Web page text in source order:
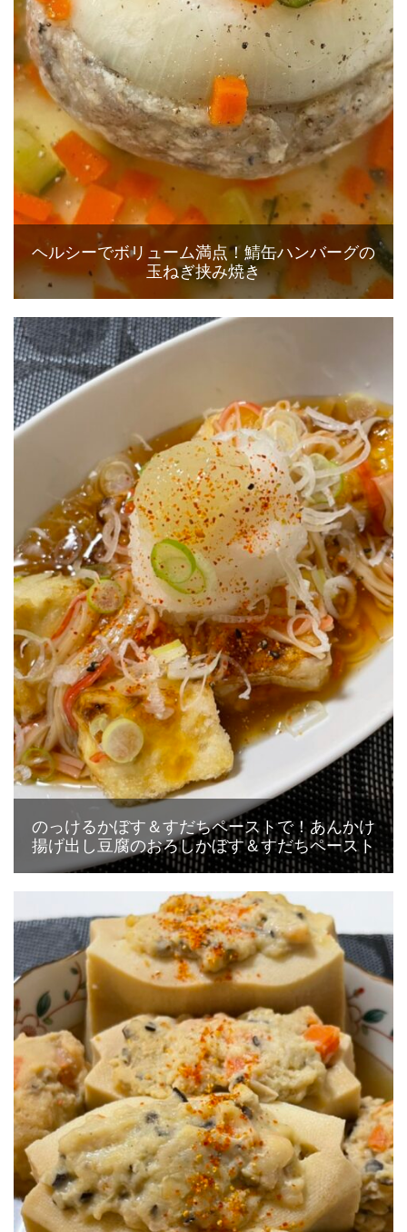
ヘルシーでボリューム満点！鯖缶ハンバーグの
玉ねぎ挟み焼き
のっけるかぼす＆すだちペーストで！あんかけ
揚げ出し豆腐のおろしかぼす＆すだちペースト